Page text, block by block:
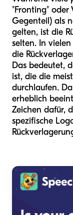
"Fronting" oder
Gegenteil) als
gelten, ist die
selten. In
die
Das bedeutet,
ist, die die
durchlaufen.
erheblich
Zeichen dafür,
spezifische